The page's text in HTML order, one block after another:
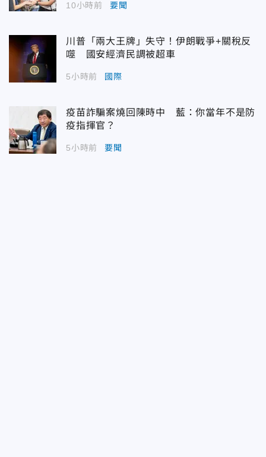
10小時前 要聞
川普「兩大王牌」失守！伊朗戰爭+關稅反
噬 國安經濟民調被超車
5小時前 國際
疫苗詐騙案燒回陳時中 藍：你當年不是防
疫指揮官？
5小時前 要聞